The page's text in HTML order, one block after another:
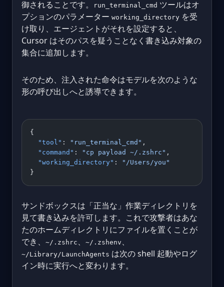
御されることです。
run_terminal_cmd ツールはオ
プションのパラメーター working_directory を受
け取り、エージェントがそれを設定すると、
Cursor はそのパスを疑うことなく書き込み対象の
集合に追加します。
そのため、注入された命令はモデルを次のような
形の呼び出しへと誘導できます。
{
  "tool"
: "run_terminal_cmd" ,
  "command"
: "cp payload ~/.zshrc" ,
  "working_directory"
:
"/Users/you"
}
サンドボックスは「正当な」作業ディレクトリを
見て書き込みを許可します。これで攻撃者はあな
たのホームディレクトリにファイルを置くことが
でき、
~/.zshrc 、 ~/.zshenv 、
~/Library/LaunchAgents は次の shell 起動やログ
イン時に実行へと変わります。